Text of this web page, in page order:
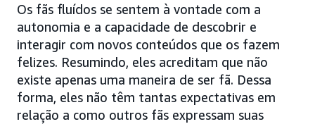
Os fãs fluídos se sentem à vontade com a
autonomia e a capacidade de descobrir e
interagir com novos conteúdos que os fazem
felizes. Resumindo, eles acreditam que não
existe apenas uma maneira de ser fã. Dessa
forma, eles não têm tantas expectativas em
relação a como outros fãs expressam suas